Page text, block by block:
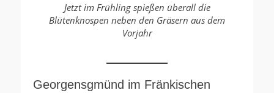
Jetzt im Frühling spießen überall die
Blütenknospen neben den Gräsern aus dem
Vorjahr
Georgensgmünd im Fränkischen